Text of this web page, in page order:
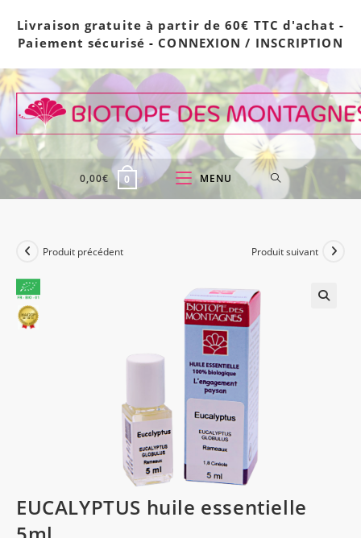
content
Livraison gratuite à partir de 60€ TTC d'achat -
Paiement sécurisé - CONNEXION / INSCRIPTION
0,00€ 0 MENU
Produit précédent Produit suivant
EUCALYPTUS huile essentielle